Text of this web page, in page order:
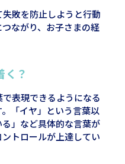
敗を防止しようと行動
ながり、お子さまの経
く？
表現できるようになる
「イヤ」という言葉以
」など具体的な言葉が
トロールが上達してい